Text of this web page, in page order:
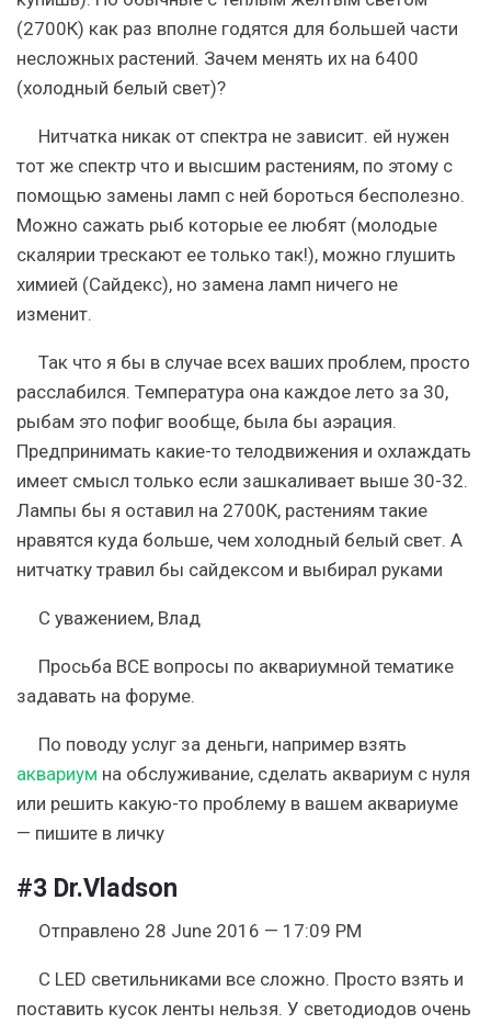
(2700К) как раз вполне годятся для большей части
несложных растений. Зачем менять их на 6400
(холодный белый свет)?
Нитчатка никак от спектра не зависит. ей нужен
тот же спектр что и высшим растениям, по этому с
помощью замены ламп с ней бороться бесполезно.
Можно сажать рыб которые ее любят (молодые
скалярии трескают ее только так!), можно глушить
химией (Сайдекс), но замена ламп ничего не
изменит.
Так что я бы в случае всех ваших проблем, просто
расслабился. Температура она каждое лето за 30,
рыбам это пофиг вообще, была бы аэрация.
Предпринимать какие-то телодвижения и охлаждать
имеет смысл только если зашкаливает выше 30-32.
Лампы бы я оставил на 2700К, растениям такие
нравятся куда больше, чем холодный белый свет. А
нитчатку травил бы сайдексом и выбирал руками
С уважением, Влад
Просьба ВСЕ вопросы по аквариумной тематике
задавать на форуме.
По поводу услуг за деньги, например взять
аквариум на обслуживание, сделать аквариум с нуля
или решить какую-то проблему в вашем аквариуме
— пишите в личку
#3 Dr.Vladson
Отправлено 28 June 2016 — 17:09 PM
С LED светильниками все сложно. Просто взять и
поставить кусок ленты нельзя. У светодиодов очень